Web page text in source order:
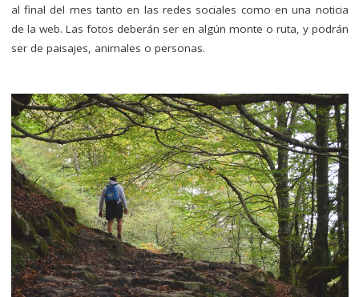
al final del mes tanto en las redes sociales como en una noticia
de la web. Las fotos deberán ser en algún monte o ruta, y podrán
ser de paisajes, animales o personas.